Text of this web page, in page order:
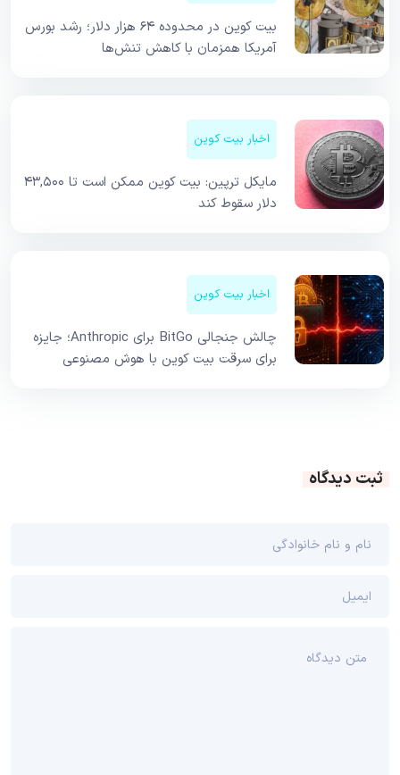
بیت کوین در محدوده ۶۴ هزار دلار؛ رشد بورس
آمریکا همزمان با کاهش تنش‌ها
اخبار بیت کوین
مایکل ترپین: بیت کوین ممکن است تا ۴۳,۵۰۰
دلار سقوط کند
اخبار بیت کوین
چالش جنجالی BitGo برای Anthropic؛ جایزه
برای سرقت بیت کوین با هوش مصنوعی
ثبت دیدگاه